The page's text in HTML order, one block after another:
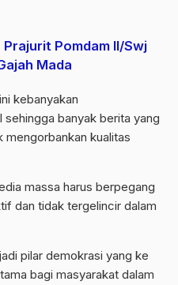
Pomdam II/Swj
Mada
kebanyakan
banyak berita yang
mengorbankan kualitas
massa harus berpegang
dan tidak tergelincir dalam
pilar demokrasi yang ke
bagi masyarakat dalam